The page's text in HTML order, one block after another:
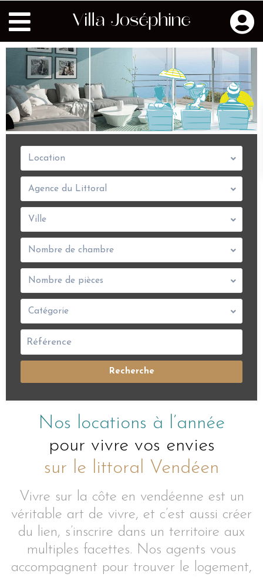
Location
Agence du Littoral
Ville
Nombre de chambre
Nombre de pièces
Catégorie
Recherche
Nos locations à l’année
pour vivre vos envies
sur le littoral Vendéen
Vivre sur la côte en vendéenne est un
véritable art de vivre, et c’est aussi créer
du lien, s’inscrire dans un territoire aux
multiples facettes. Nos agents vous
accompagnent pour trouver le logement,